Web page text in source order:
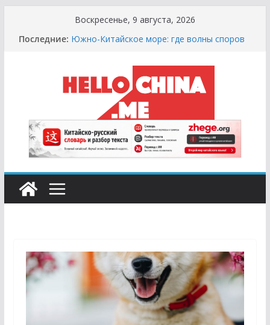
содержимому
Воскресенье, 9 августа, 2026
Последние: Южно-Китайское море: где волны споров
Сырная Лихорадка: Как Найти Настоящий
Сыр в Китае и не Купить «Пластиковый»
Аналог
Охота за Черным Хлебом: Путеводитель
по Русским и Европейским Пекарням в
Китае
Молочный Кризис: Почему в Китае не
Найти Творог, Сметану и Кефир (и Где
Искать Спасение?)
Счастливые Числа и Продукты-Табу: